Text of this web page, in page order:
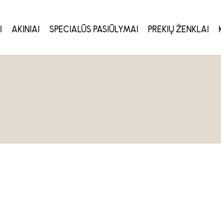
AKINIAI SPECIALŪS PASIŪLYMAI PREKIŲ ŽENKLAI